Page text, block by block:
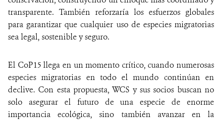
transparente. También reforzaría los esfuerzos globales
para garantizar que cualquier uso de especies migratorias
sea legal, sostenible y seguro.
El CoP15 llega en un momento crítico, cuando numerosas
especies migratorias en todo el mundo continúan en
declive. Con esta propuesta, WCS y sus socios buscan no
solo asegurar el futuro de una especie de enorme
importancia ecológica, sino también avanzar en la